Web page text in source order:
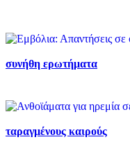
συνήθη ερωτήματα
ταραγμένους καιρούς